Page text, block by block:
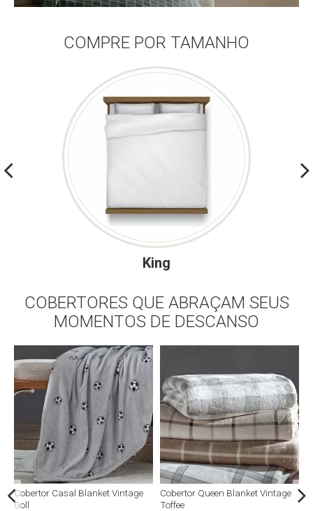
COMPRE POR TAMANHO
King
COBERTORES QUE ABRAÇAM SEUS
MOMENTOS DE DESCANSO
Cobertor Casal Blanket Vintage
Goll
Cobertor Queen Blanket Vintage
Toffee